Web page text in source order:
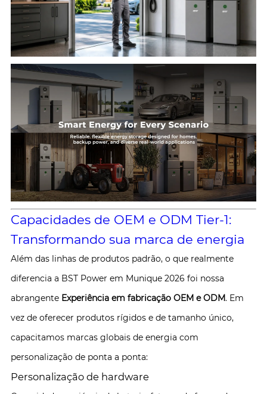
Capacidades de OEM e ODM Tier-1:
Transformando sua marca de energia
Além das linhas de produtos padrão, o que realmente
diferencia a BST Power em Munique 2026 foi nossa
abrangente Experiência em fabricação OEM e ODM. Em
vez de oferecer produtos rígidos e de tamanho único,
capacitamos marcas globais de energia com
personalização de ponta a ponta:
Personalização de hardware